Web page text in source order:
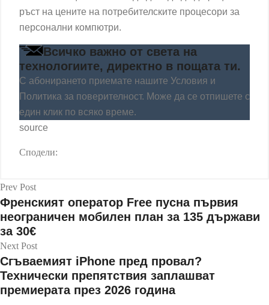
ръст на цените на потребителските процесори за
персонални компютри.
Всичко важно от света на
технологиите, директно в пощата ти.
С абонирането приемате нашите Условия и
Политика за поверителност. Може да се отпишете с
един клик по всяко време.
source
Сподели:
Prev Post
Френският оператор Free пусна първия
неограничен мобилен план за 135 държави
за 30€
Next Post
Сгъваемият iPhone пред провал?
Технически препятствия заплашват
премиерата през 2026 година